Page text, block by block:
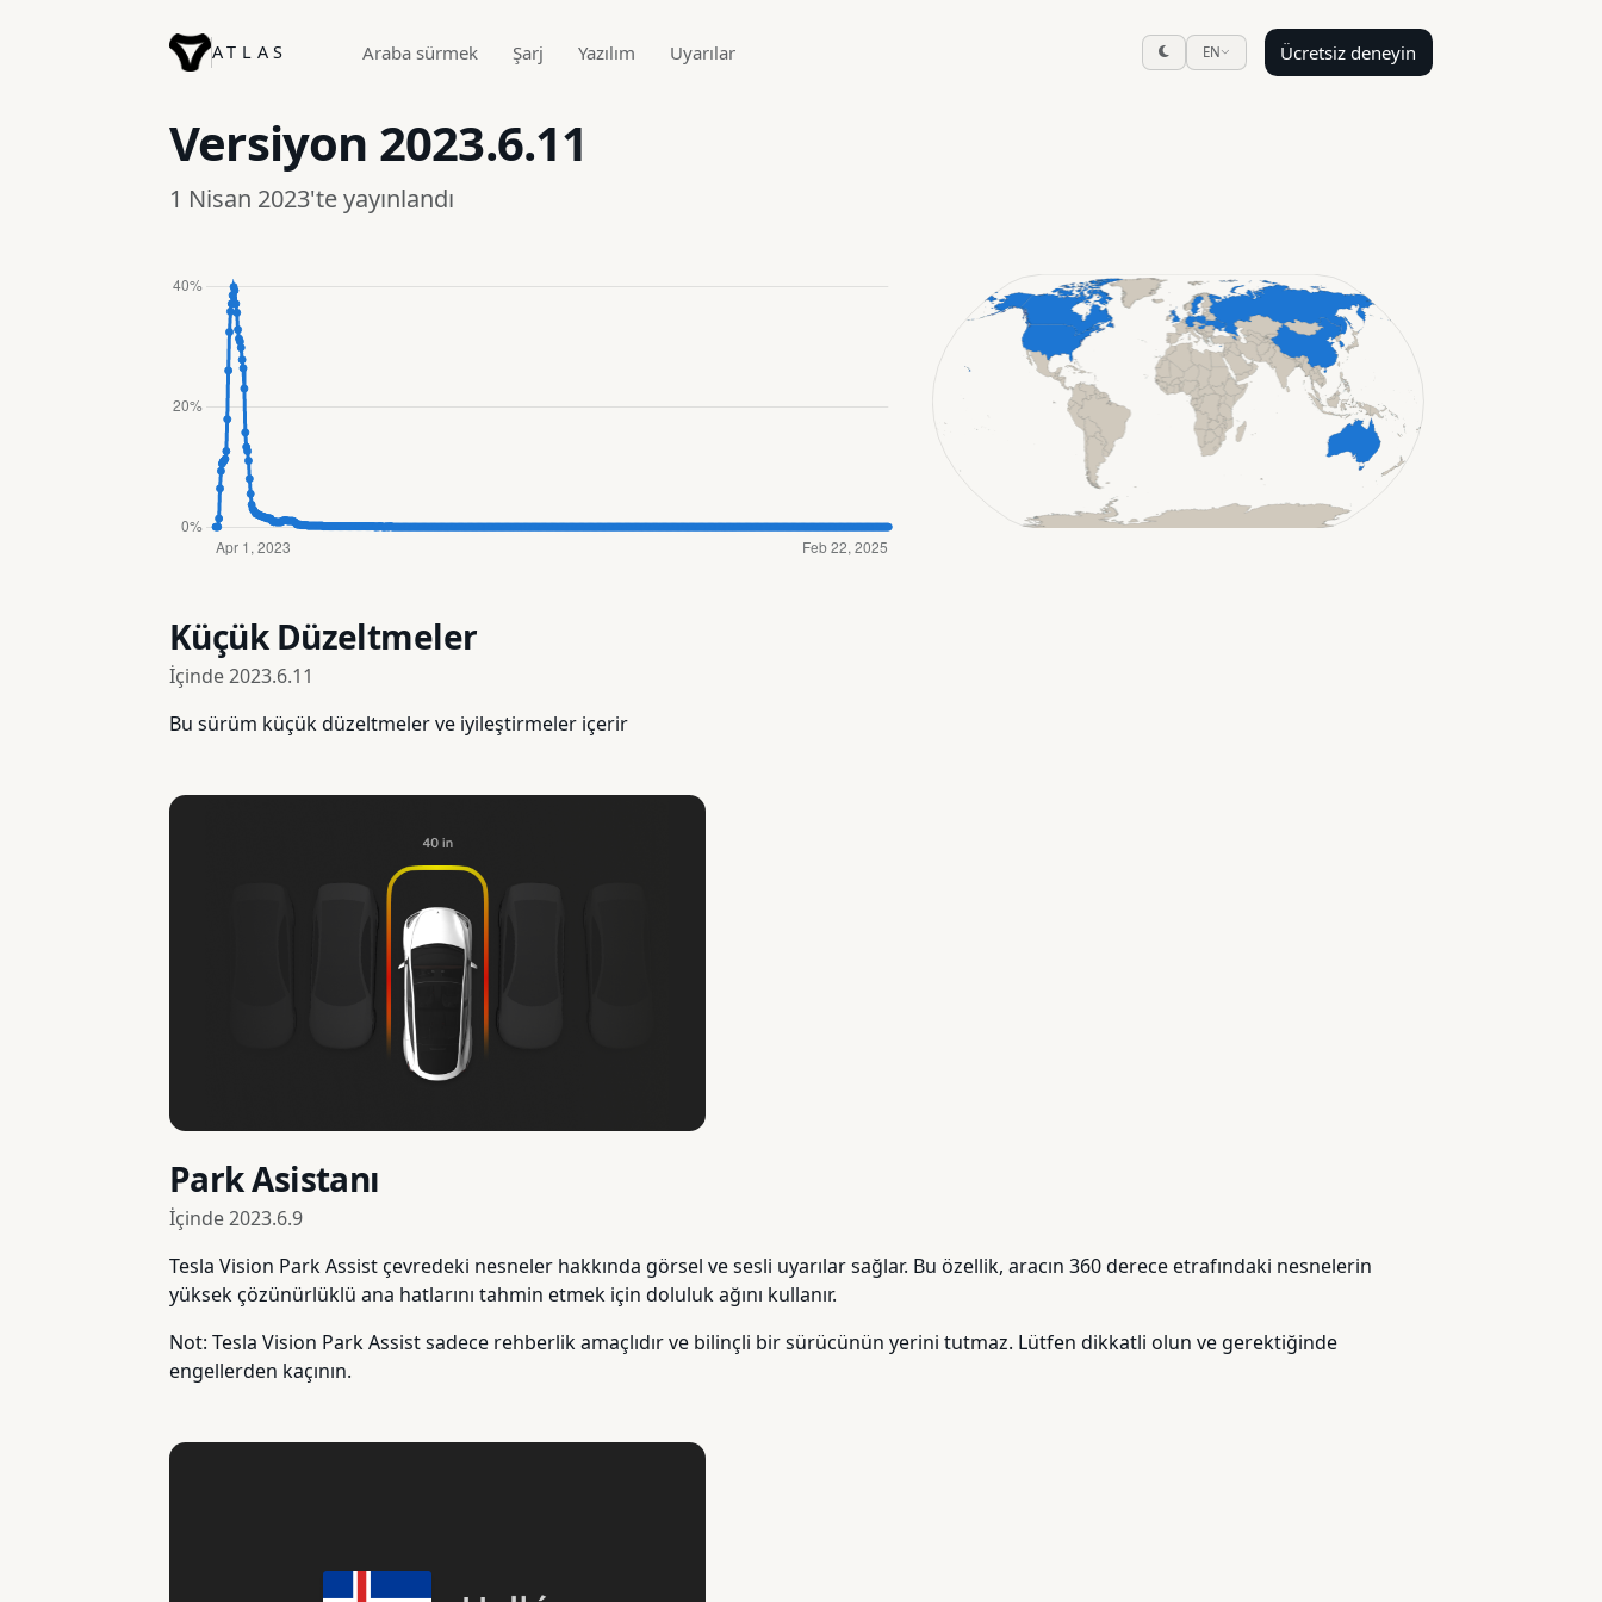
ATLAS Araba sürmek Şarj Yazılım Uyarılar EN Ücretsiz deneyin
Versiyon 2023.6.11
1 Nisan 2023'te yayınlandı
Küçük Düzeltmeler
İçinde2023.6.11
Bu sürüm küçük düzeltmeler ve iyileştirmeler içerir
Park Asistanı
İçinde2023.6.9
Tesla Vision Park Assist çevredeki nesneler hakkında görsel ve sesli uyarılar sağlar. Bu özellik, aracın 360 derece etrafındaki nesnelerin
yüksek çözünürlüklü ana hatlarını tahmin etmek için doluluk ağını kullanır.
Not: Tesla Vision Park Assist sadece rehberlik amaçlıdır ve bilinçli bir sürücünün yerini tutmaz. Lütfen dikkatli olun ve gerektiğinde
engellerden kaçının.